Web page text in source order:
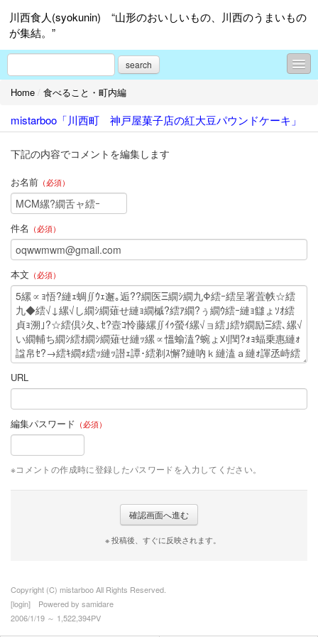
川西食人(syokunin) “山形のおいしいもの、川西のうまいもの
が集結。”
search
食のコラム
食べること・町内編
食べること・町外、置賜地区内
食べること・山形市内
食べること・置賜地区＆山形市以外、県内外
その他何でも
ダイヤモンドタトゥ「ヘアーサロン シーズ」
手作り編
米沢牛お買い得情報
プロフィール
プロフィール
お問合せ
Home / 食べること・町内編
mistarboo「川西町 神戸屋菓子店の紅大豆パウンドケーキ」
下記の内容でコメントを編集します
お名前 （必須）
件名 （必須）
本文 （必須）
URL
編集パスワード （必須）
※コメントの作成時に登録したパスワードを入力してください。
※ 投稿後、すぐに反映されます。
Copyright (C) mistarboo All Rights Reserved.
[login] Powered by samidare
2006/1/19 ～ 1,522,394PV